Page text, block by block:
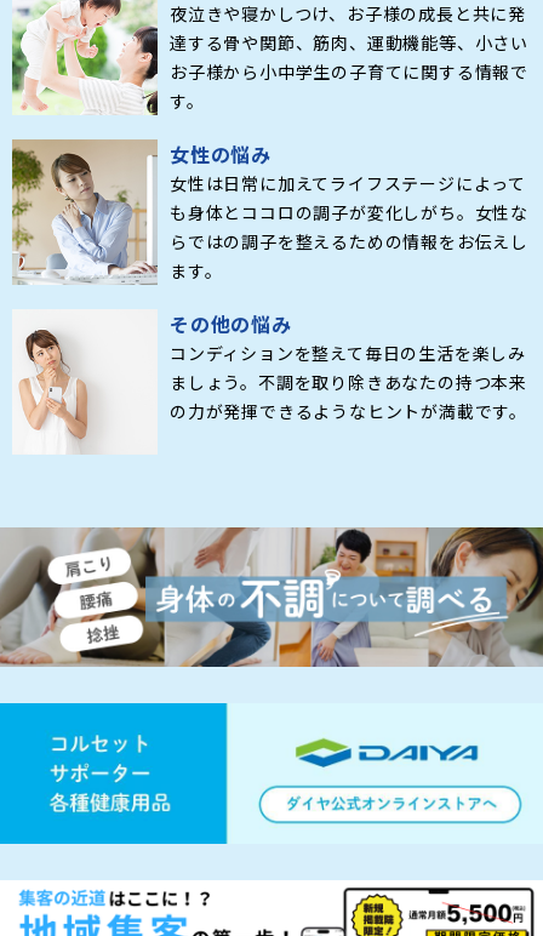
夜泣きや寝かしつけ、お子様の成長と共に発
達する骨や関節、筋肉、運動機能等、小さい
お子様から小中学生の子育てに関する情報で
す。
女性の悩み
女性は日常に加えてライフステージによって
も身体とココロの調子が変化しがち。女性な
らではの調子を整えるための情報をお伝えし
ます。
その他の悩み
コンディションを整えて毎日の生活を楽しみ
ましょう。不調を取り除きあなたの持つ本来
の力が発揮できるようなヒントが満載です。